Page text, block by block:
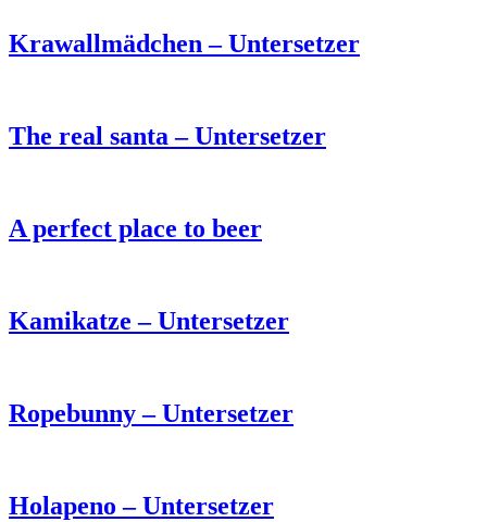
Krawallmädchen – Untersetzer
The real santa – Untersetzer
A perfect place to beer
Kamikatze – Untersetzer
Ropebunny – Untersetzer
Holapeno – Untersetzer